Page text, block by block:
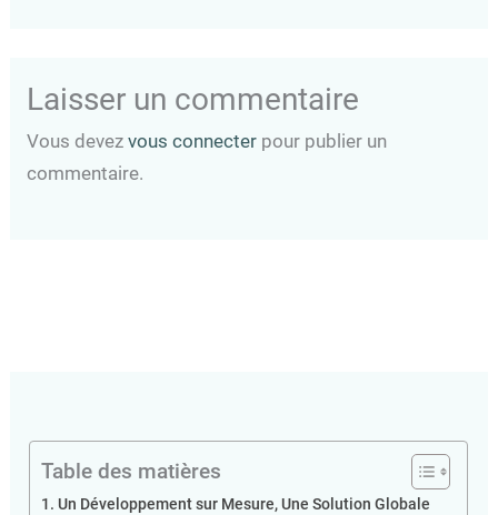
Table des matières
Un Développement sur Mesure, Une Solution Globale
Laisser un commentaire
Vous devezvous connecter pour publier un
commentaire.